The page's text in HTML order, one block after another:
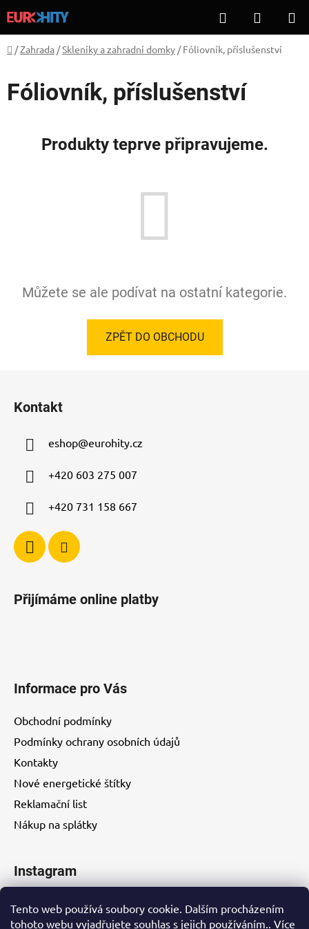
Tento web používá soubory cookie. Dalším procházením
tohoto webu vyjadřujete souhlas s jejich používáním.. Více
na
obsah
Hledat
KOŠÍK
Domů
/Zahrada /Skleníky a zahradní domky / Fóliovník, příslušenství
Fóliovník, příslušenství
Produkty teprve připravujeme.
Můžete se ale podívat na ostatní kategorie.
ZPĚT DO OBCHODU
Kontakt
eshop@eurohity.cz
+420 603 275 007
+420 731 158 667
Přijímáme online platby
Informace pro Vás
Obchodní podmínky
Podmínky ochrany osobních údajů
Kontakty
Nové energetické štítky
Reklamační list
Nákup na splátky
Instagram